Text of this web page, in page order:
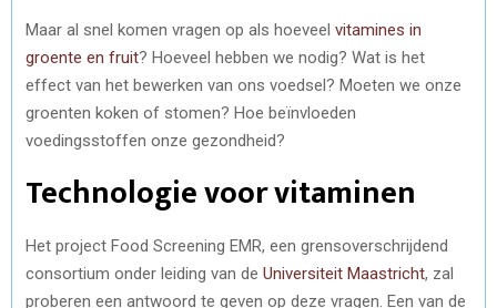
Maar al snel komen vragen op als hoeveel vitamines in
groente en fruit? Hoeveel hebben we nodig? Wat is het
effect van het bewerken van ons voedsel? Moeten we onze
groenten koken of stomen? Hoe beïnvloeden
voedingsstoffen onze gezondheid?
Technologie voor vitaminen
Het project Food Screening EMR, een grensoverschrijdend
consortium onder leiding van de Universiteit Maastricht, zal
proberen een antwoord te geven op deze vragen. Een van de